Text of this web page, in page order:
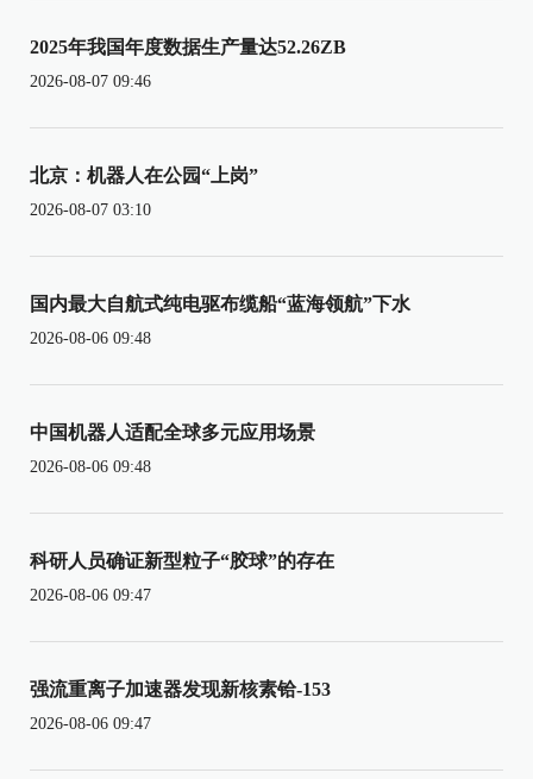
2025年我国年度数据生产量达52.26ZB
2026-08-07 09:46
北京：机器人在公园“上岗”
2026-08-07 03:10
国内最大自航式纯电驱布缆船“蓝海领航”下水
2026-08-06 09:48
中国机器人适配全球多元应用场景
2026-08-06 09:48
科研人员确证新型粒子“胶球”的存在
2026-08-06 09:47
强流重离子加速器发现新核素铪-153
2026-08-06 09:47